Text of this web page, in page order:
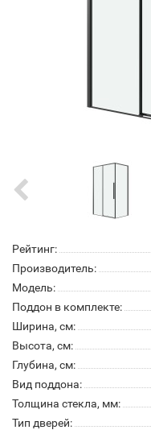
Рейтинг:
Производитель:
Модель:
Поддон в комплекте:
Ширина, см:
Высота, см:
Глубина, см:
Вид поддона:
Толщина стекла, мм:
Тип дверей: